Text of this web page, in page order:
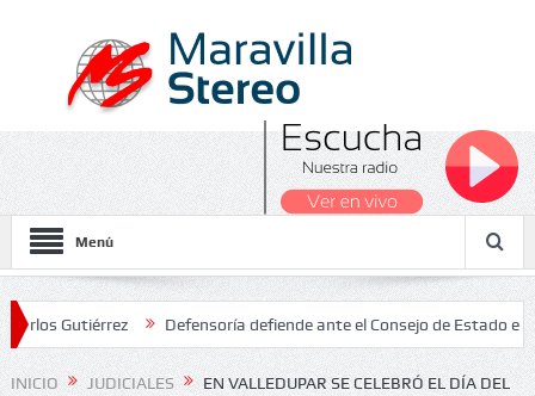
Menú
Defensoría defiende ante el Consejo de Estado el salario
INICIO JUDICIALES
EN VALLEDUPAR SE CELEBRÓ EL DÍA DEL